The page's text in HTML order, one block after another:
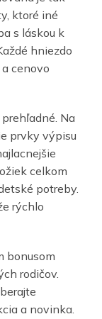
ktoré iné
s láskou k
hniezdo
cenovo
Na
prvky výpisu
celkom
potreby.
rýchlo
bonusom
rodičov.
a novinka.